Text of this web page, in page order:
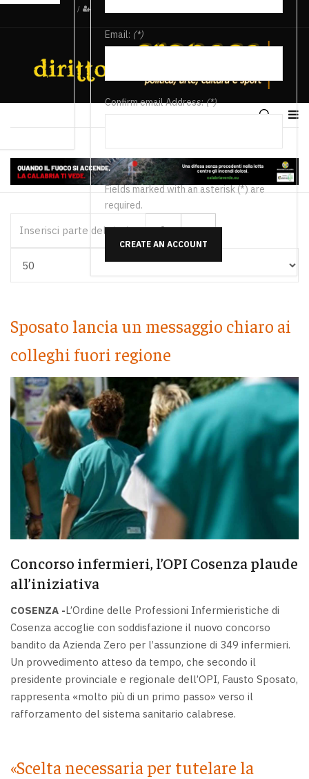
/
Email: (*)
Confirm email Address:(*)
Fields marked with an asterisk (*) are
required.
CREATE AN ACCOUNT
Sposato lancia un messaggio chiaro ai
colleghi fuori regione
Concorso infermieri, l’OPI Cosenza plaude
all’iniziativa
COSENZA -L’Ordine delle Professioni Infermieristiche di
Cosenza accoglie con soddisfazione il nuovo concorso
bandito da Azienda Zero per l’assunzione di 349 infermieri.
Un provvedimento atteso da tempo, che secondo il
presidente provinciale e regionale dell’OPI, Fausto Sposato,
rappresenta «molto più di un primo passo» verso il
rafforzamento del sistema sanitario calabrese.
«Scelta necessaria per tutelare la